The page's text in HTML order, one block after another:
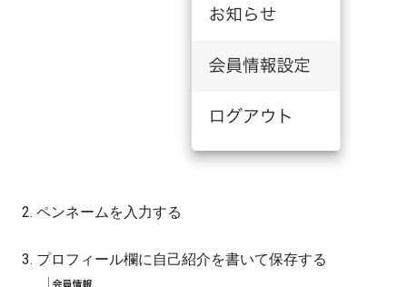
ペンネームを入力する
プロフィール欄に自己紹介を書いて保存する